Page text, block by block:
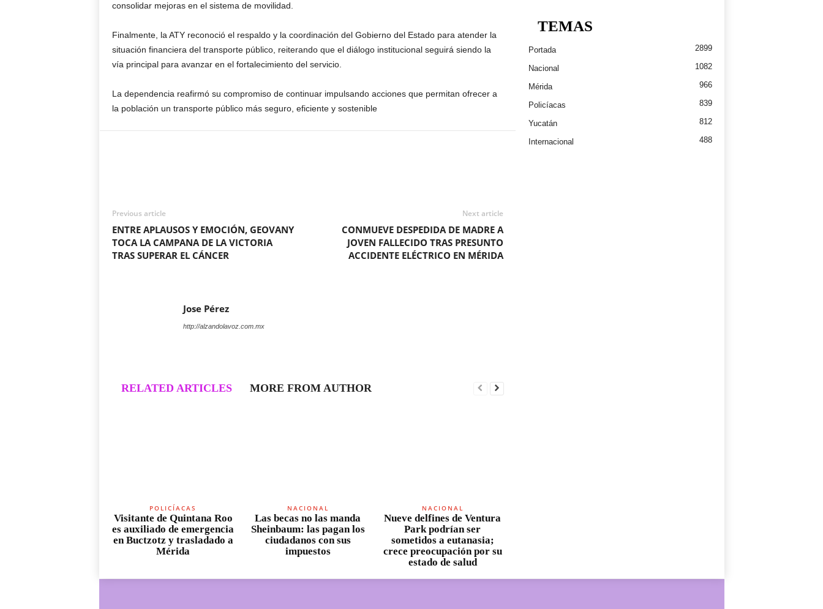
consolidar mejoras en el sistema de movilidad.
Finalmente, la ATY reconoció el respaldo y la coordinación del Gobierno del Estado para atender la
situación financiera del transporte público, reiterando que el diálogo institucional seguirá siendo la
vía principal para avanzar en el fortalecimiento del servicio.
La dependencia reafirmó su compromiso de continuar impulsando acciones que permitan ofrecer a
la población un transporte público más seguro, eficiente y sostenible
Previous article
ENTRE APLAUSOS Y EMOCIÓN, GEOVANY
TOCA LA CAMPANA DE LA VICTORIA
TRAS SUPERAR EL CÁNCER
Next article
CONMUEVE DESPEDIDA DE MADRE A
JOVEN FALLECIDO TRAS PRESUNTO
ACCIDENTE ELÉCTRICO EN MÉRIDA
Jose Pérez
http://alzandolavoz.com.mx
RELATED ARTICLES MORE FROM AUTHOR
POLICÍACAS
Visitante de Quintana Roo
es auxiliado de emergencia
en Buctzotz y trasladado a
Mérida
NACIONAL
Las becas no las manda
Sheinbaum: las pagan los
ciudadanos con sus
impuestos
NACIONAL
Nueve delfines de Ventura
Park podrían ser
sometidos a eutanasia;
crece preocupación por su
estado de salud
TEMAS
Portada 2899
Nacional 1082
Mérida 966
Policíacas 839
Yucatán 812
Internacional 488